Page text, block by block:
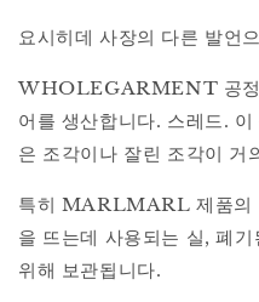
요시히데 사장의 다른 발언
WHOLEGARMENT 공정
어를 생산합니다. 스레드.
은 조각이나 잘린 조각이 거
특히 MARLMARL 제품의
을 뜨는데 사용되는 실, 폐
위해 보관됩니다.